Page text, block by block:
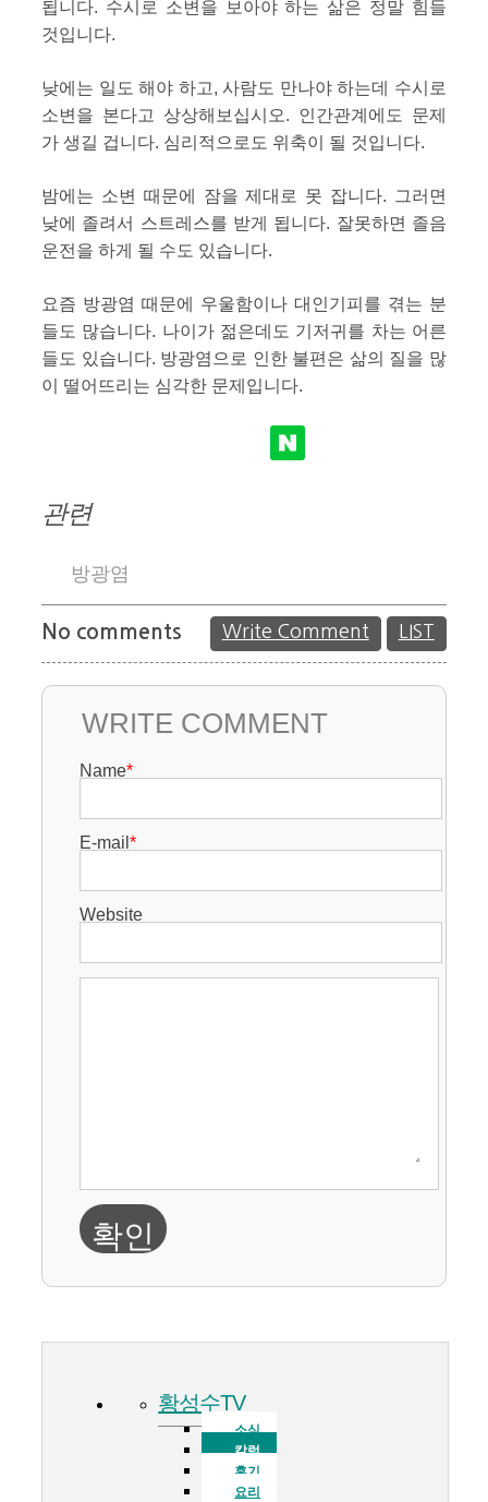
됩니다. 수시로 소변을 보아야 하는 삶은 정말 힘들
것입니다.
낮에는 일도 해야 하고, 사람도 만나야 하는데 수시로
소변을 본다고 상상해보십시오. 인간관계에도 문제
가 생길 겁니다. 심리적으로도 위축이 될 것입니다.
밤에는 소변 때문에 잠을 제대로 못 잡니다. 그러면
낮에 졸려서 스트레스를 받게 됩니다. 잘못하면 졸음
운전을 하게 될 수도 있습니다.
요즘 방광염 때문에 우울함이나 대인기피를 겪는 분
들도 많습니다. 나이가 젊은데도 기저귀를 차는 어른
들도 있습니다. 방광염으로 인한 불편은 삶의 질을 많
이 떨어뜨리는 심각한 문제입니다.
관련
방광염
No comments Write Comment LIST
WRITE COMMENT
Name*
E-mail*
Website
확인
황성수TV
소식
칼럼
후기
요리